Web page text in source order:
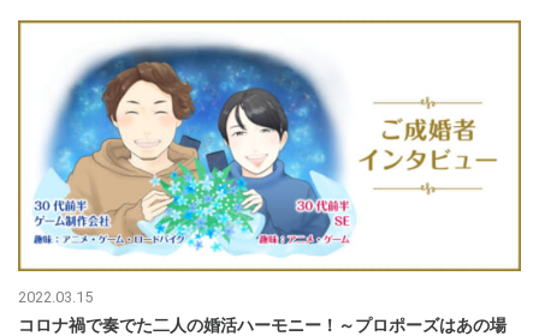
2022.03.15
コロナ禍で奏でた二人の婚活ハーモニー！～プロポーズはあの場